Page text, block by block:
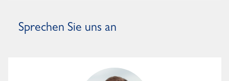
Sprechen Sie uns an